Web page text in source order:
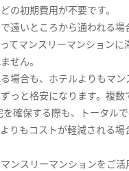
の初期費用が不要です。
遠いところから通われる場
てマンスリーマンションに
せん。
場合も、ホテルよりもマン
っと格安になります。複数
を確保する際も、トータル
りもコストが軽減される場
ンスリーマンションをご活